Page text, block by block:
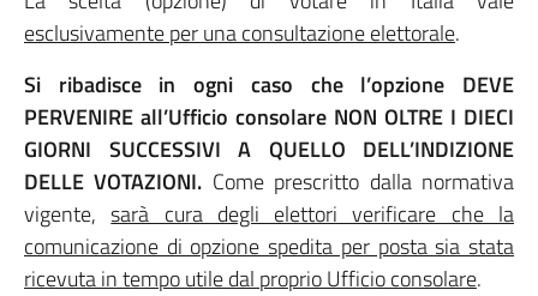
esclusivamente per una consultazione elettorale.
Si ribadisce in ogni caso che l’opzione DEVE
PERVENIRE all’Ufficio consolare NON OLTRE I DIECI
GIORNI SUCCESSIVI A QUELLO DELL’INDIZIONE
DELLE VOTAZIONI. Come prescritto dalla normativa
vigente,sarà cura degli elettori verificare che la
comunicazione di opzione spedita per posta sia stata
ricevuta in tempo utile dal proprio Ufficio consolare.